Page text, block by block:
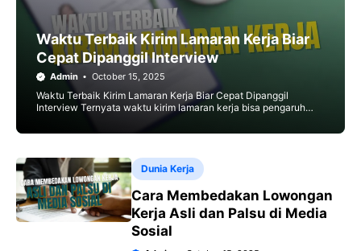
Waktu Terbaik Kirim Lamaran Kerja Biar
Cepat Dipanggil Interview
Admin October 15, 2025
Waktu Terbaik Kirim Lamaran Kerja Biar Cepat Dipanggil
Interview Ternyata waktu kirim lamaran kerja bisa pengaruh
banget loh ke peluang kamu dipanggil interview! HRD punya
Dunia Kerja
Cara Membedakan Lowongan
Kerja Asli dan Palsu di Media
Sosial